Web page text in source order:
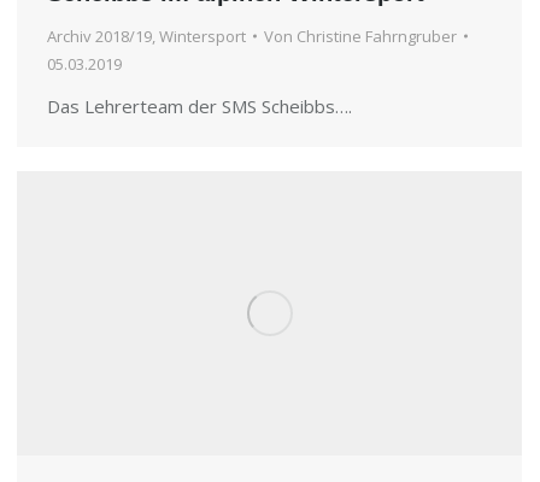
Archiv 2018/19,Wintersport Von Christine Fahrngruber
05.03.2019
Das Lehrerteam der SMS Scheibbs….